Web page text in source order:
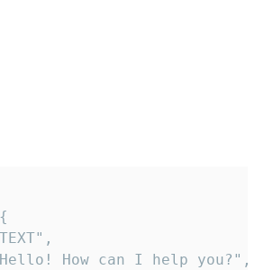
How can I help you?",